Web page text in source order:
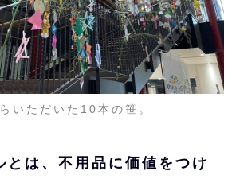
いただいた10本の笹。
とは、不用品に価値をつけ